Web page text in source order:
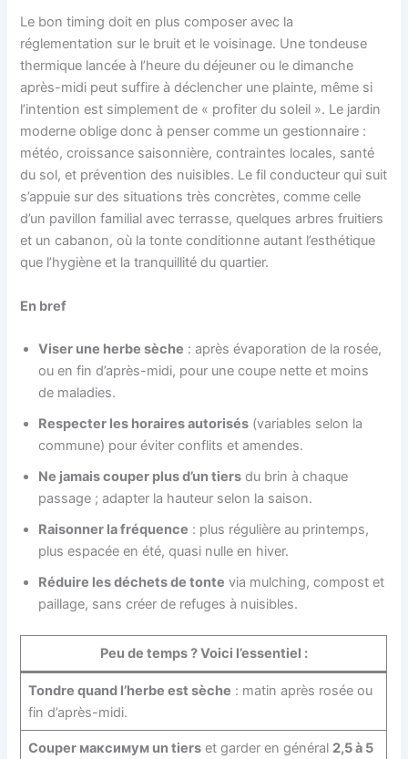
Le bon timing doit en plus composer avec la
réglementation sur le bruit et le voisinage. Une tondeuse
thermique lancée à l’heure du déjeuner ou le dimanche
après-midi peut suffire à déclencher une plainte, même si
l’intention est simplement de « profiter du soleil ». Le jardin
moderne oblige donc à penser comme un gestionnaire :
météo, croissance saisonnière, contraintes locales, santé
du sol, et prévention des nuisibles. Le fil conducteur qui suit
s’appuie sur des situations très concrètes, comme celle
d’un pavillon familial avec terrasse, quelques arbres fruitiers
et un cabanon, où la tonte conditionne autant l’esthétique
que l’hygiène et la tranquillité du quartier.
En bref
Viser une herbe sèche : après évaporation de la rosée,
ou en fin d’après-midi, pour une coupe nette et moins
de maladies.
Respecter les horaires autorisés (variables selon la
commune) pour éviter conflits et amendes.
Ne jamais couper plus d’un tiers du brin à chaque
passage ; adapter la hauteur selon la saison.
Raisonner la fréquence : plus régulière au printemps,
plus espacée en été, quasi nulle en hiver.
Réduire les déchets de tonte via mulching, compost et
paillage, sans créer de refuges à nuisibles.
Peu de temps ? Voici l’essentiel :
Tondre quand l’herbe est sèche : matin après rosée ou
fin d’après-midi.
Couper максимум un tierset garder en général 2,5 à 5